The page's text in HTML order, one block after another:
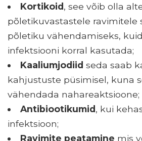
Kortikoid, see võib olla
põletikuvastastele ravimitele
põletiku vähendamiseks,
infektsiooni korral kasutada;
Kaaliumjodiid seda saab
kahjustuste püsimisel, kuna
vähendada nahareaktsioone;
Antibiootikumid, kui
infektsioon;
Ravimite peatamine mis